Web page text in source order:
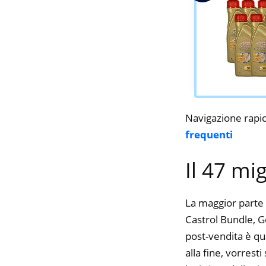
Navigazione
frequenti
Il 47
La maggior
Castrol Bundle,
post-vendita è
alla fine, vorresti